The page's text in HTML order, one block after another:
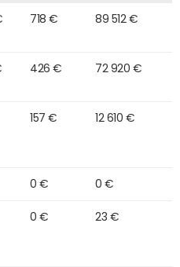
718 € 89 512 €
426 € 72 920 €
157 € 12 610 €
0 € 0 €
0 € 23 €